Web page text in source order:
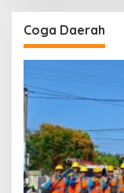
Coga Daerah